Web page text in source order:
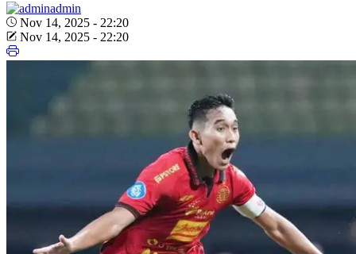
admin
Nov 14, 2025 - 22:20
Nov 14, 2025 - 22:20